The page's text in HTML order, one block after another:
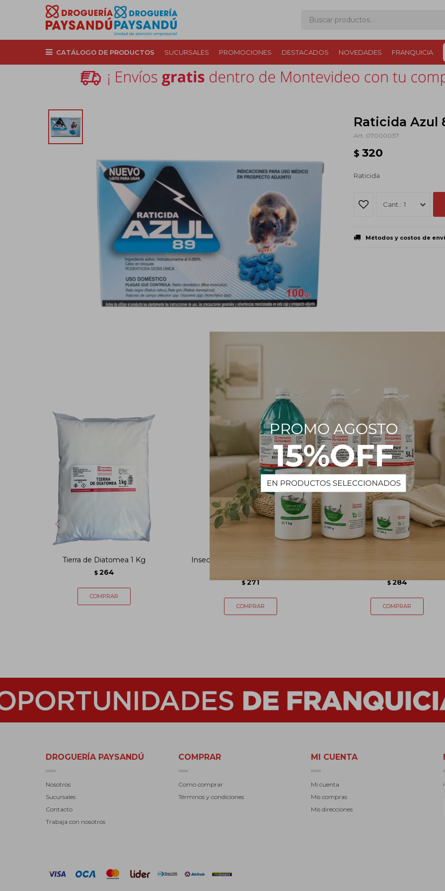
CATÁLOGO DE PRODUCTOS SUCURSALES PROMOCIONES DESTACADOS NOVEDADES FRANQUICIA
Raticida Azul
07000037
$ 320
Raticida
1
Métodos y costos de
PRODUCTOS QUE TE PUEDEN INTERESAR
Tierra de Diatomea 1 Kg
$ 264
Insecticida Mata Pulgas SAPOLIO
$ 271 $ 284
DROGUERÍA PAYSANDÚ
Nosotros
Sucursales
Contacto
Trabaja con nosotros
COMPRAR
Como comprar
Términos y condiciones
MI CUENTA
Mi cuenta
Mis compras
Mis direcciones